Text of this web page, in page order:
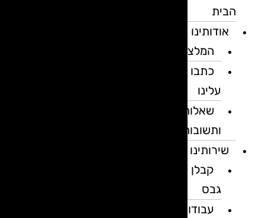
הבית
אודותינו
המלצות
כתבו
עלינו
שאלות
ותשובות
שירותינו
קבלן
גבס
עבודות